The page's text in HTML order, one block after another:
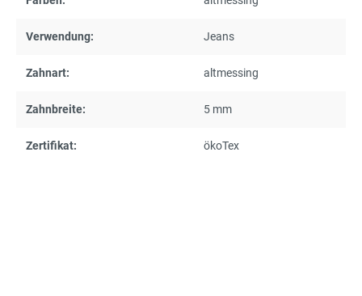
Verwendung: Jeans
Zahnart: altmessing
Zahnbreite: 5 mm
Zertifikat: ökoTex